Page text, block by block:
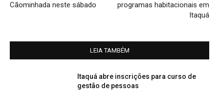
Cãominhada neste sábado
programas habitacionais em
Itaquá
LEIA TAMBÉM
Itaquá abre inscrições para curso de
gestão de pessoas